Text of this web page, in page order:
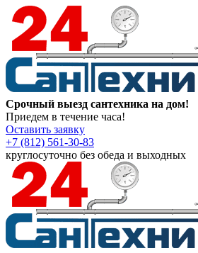
Срочный выезд сантехника на дом!
Приедем в течение часа!
Оставить заявку
+7 (812) 561-30-83
круглосуточно без обеда и выходных